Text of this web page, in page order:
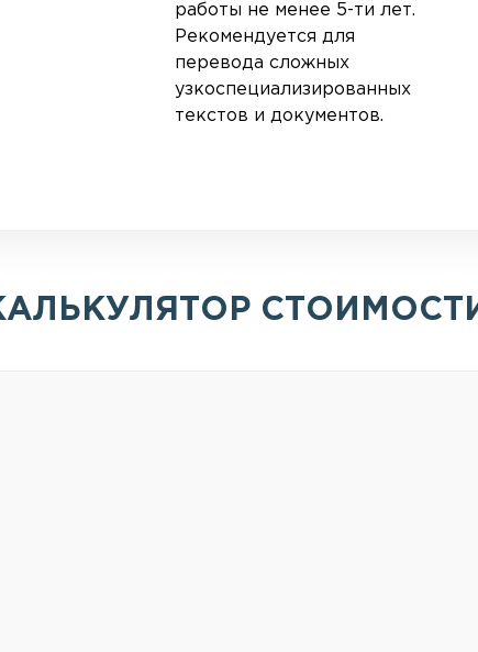
работы не менее 5-ти лет.
Рекомендуется для
перевода сложных
узкоспециализированных
текстов и документов.